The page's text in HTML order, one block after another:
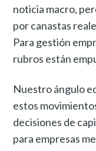
noticia macro,
por canastas
Para gestión
rubros están
Nuestro ángulo
estos
decisiones de
para empresas